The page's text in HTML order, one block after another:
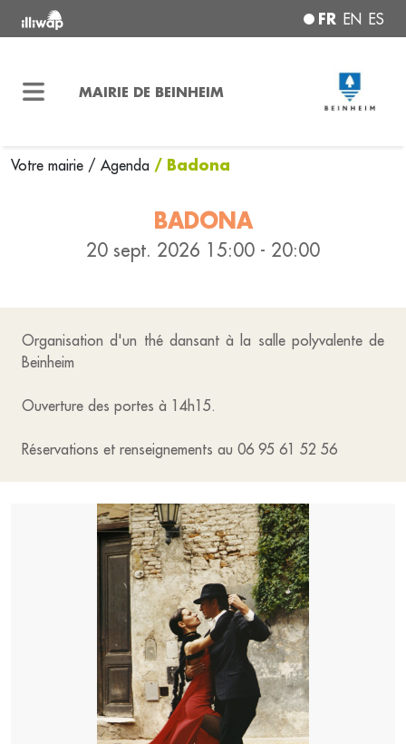
FR EN ES
MAIRIE DE BEINHEIM
Votre mairie / Agenda / Badona
BADONA
20 sept. 2026 15:00 - 20:00
Organisation d'un thé dansant à la salle polyvalente de
Beinheim
Ouverture des portes à 14h15.
Réservations et renseignements au 06 95 61 52 56